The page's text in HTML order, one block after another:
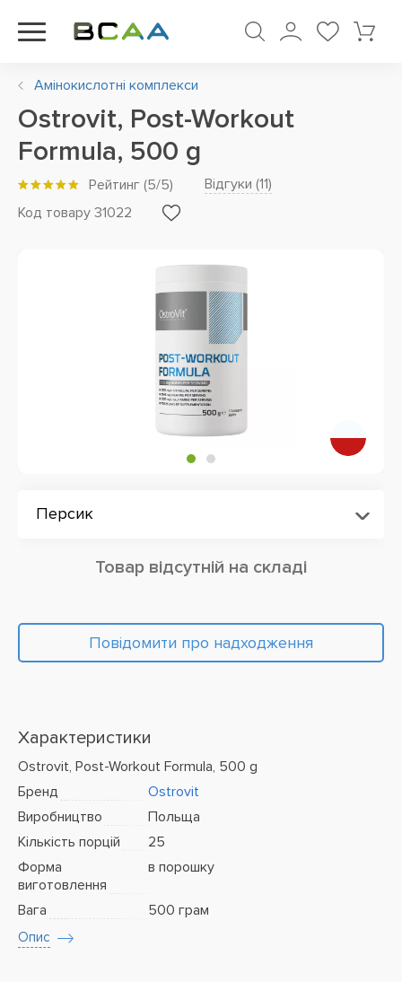
Амінокислотні комплекси
Ostrovit, Post-Workout
Formula, 500 g
Рейтинг (5/5) Відгуки (11)
Код товару 31022
Персик
Товар відсутній на складі
Повідомити про надходження
Характеристики
Ostrovit, Post-Workout Formula, 500 g
Бренд
Ostrovit
Виробництво
Польща
Кількість порцій
25
Форма
виготовлення
в порошку
Вага 500 грам
Опис